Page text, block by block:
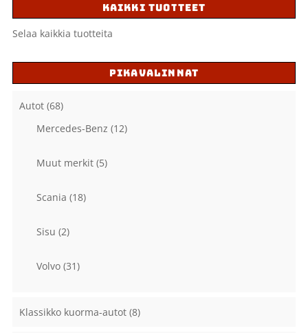
KAIKKI TUOTTEET
Selaa kaikkia tuotteita
PIKAVALINNAT
Autot (68)
Mercedes-Benz (12)
Muut merkit (5)
Scania (18)
Sisu (2)
Volvo (31)
Klassikko kuorma-autot (8)